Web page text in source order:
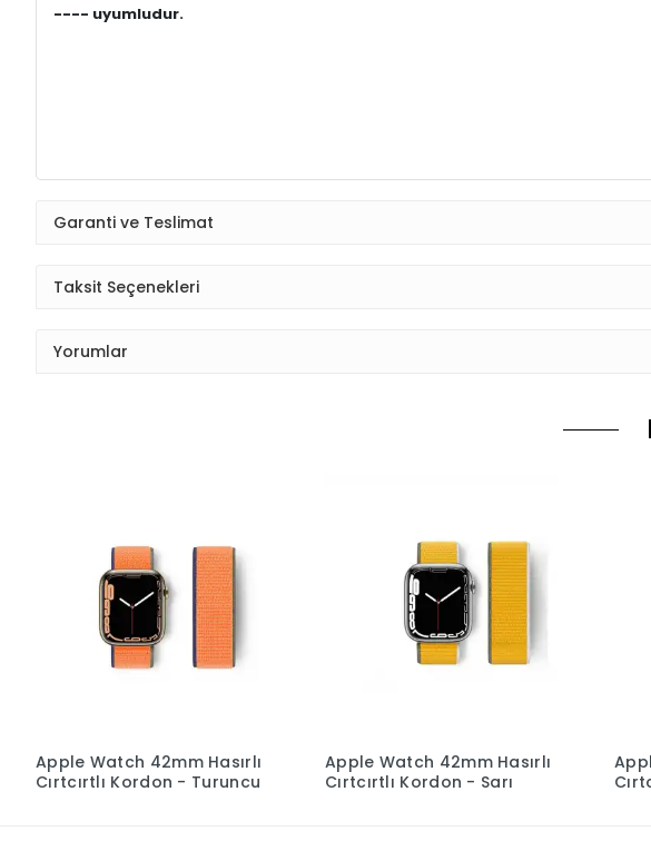
---- uyumludur.
Garanti ve Teslimat
Taksit Seçenekleri
Yorumlar
Apple Watch 42mm Hasırlı
Cırtcırtlı Kordon - Turuncu
Apple Watch 42mm Hasırlı
Cırtcırtlı Kordon - Sarı